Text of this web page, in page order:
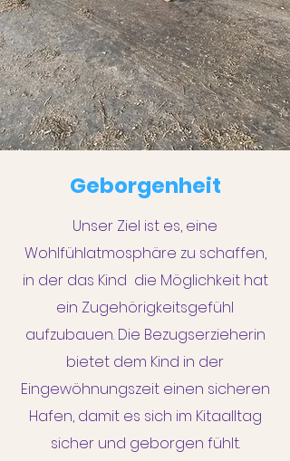
Unser Ziel ist es, eine
Wohlfühlatmosphäre zu schaffen,
in der das Kind die Möglichkeit hat
ein Zugehörigkeitsgefühl
aufzubauen. Die Bezugserzieherin
bietet dem Kind in der
Eingewöhnungszeit einen sicheren
Hafen, damit es sich im Kitaalltag
sicher und geborgen fühlt.
Geborgenheit